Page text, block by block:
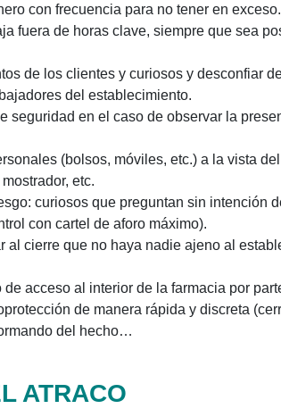
con frecuencia para no tener en exceso.
fuera de horas clave, siempre que sea
de los clientes y curiosos y desconfiar
del establecimiento.
seguridad en el caso de observar la
(bolsos, móviles, etc.) a la vista
etc.
curiosos que preguntan sin intención
con cartel de aforo máximo).
al cierre que no haya nadie ajeno al
acceso al interior de la farmacia por
de manera rápida y discreta
del hecho…
ATRACO